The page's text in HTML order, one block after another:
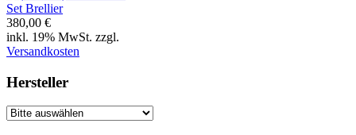
Set Brellier
380,00 €
inkl. 19% MwSt. zzgl.
Versandkosten
Hersteller